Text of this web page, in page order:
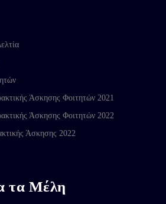
Άσκησης Φοιτητών 2021
Άσκησης Φοιτητών 2022
Άσκησης 2022
τα Μέλη